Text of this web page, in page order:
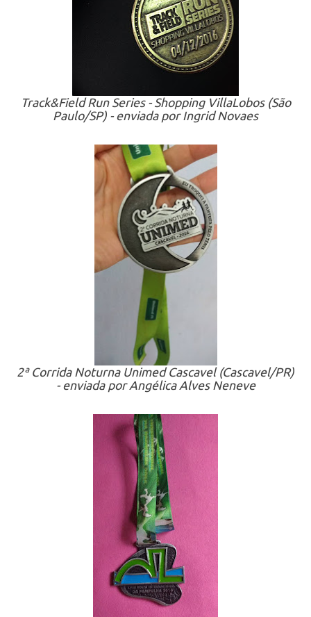
Track&Field Run Series - Shopping VillaLobos (São
Paulo/SP) - enviada por Ingrid Novaes
2ª Corrida Noturna Unimed Cascavel (Cascavel/PR)
- enviada por Angélica Alves Neneve